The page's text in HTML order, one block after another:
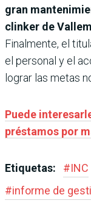
gran
clinker de
Finalmente, el
el personal y el
lograr las metas
Puede
préstamos por
Etiquetas: #INC
#informe de